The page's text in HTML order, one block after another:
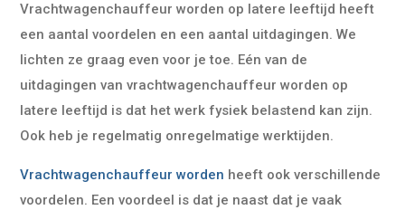
Vrachtwagenchauffeur worden op latere leeftijd heeft
een aantal voordelen en een aantal uitdagingen. We
lichten ze graag even voor je toe. Eén van de
uitdagingen van vrachtwagenchauffeur worden op
latere leeftijd is dat het werk fysiek belastend kan zijn.
Ook heb je regelmatig onregelmatige werktijden.
Vrachtwagenchauffeur worden heeft ook verschillende
voordelen. Een voordeel is dat je naast dat je vaak